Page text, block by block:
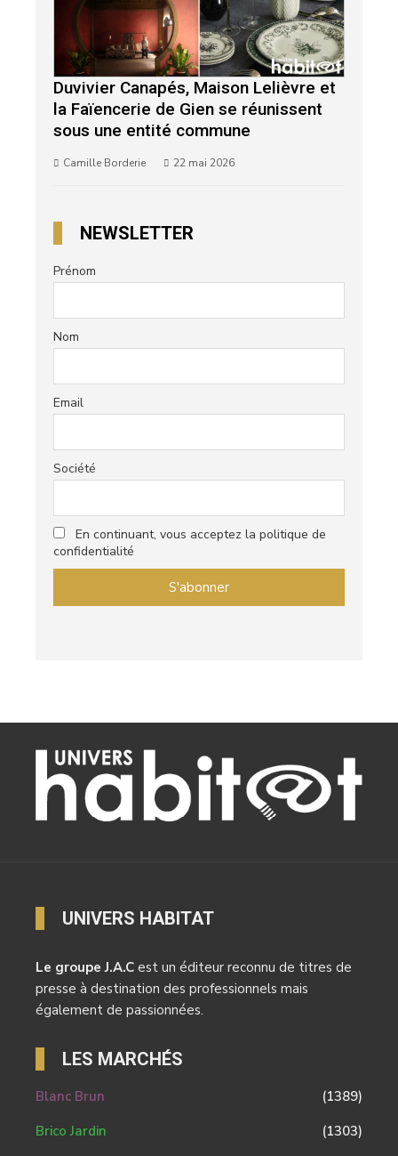
Duvivier Canapés, Maison Lelièvre et
la Faïencerie de Gien se réunissent
sous une entité commune
Camille Borderie 22 mai 2026
NEWSLETTER
Prénom
Nom
Email
Société
En continuant, vous acceptez la politique de
confidentialité
UNIVERS HABITAT
Le groupe J.A.C est un éditeur reconnu de titres de
presse à destination des professionnels mais
également de passionnées.
LES MARCHÉS
Blanc Brun
(1389)
Brico Jardin
(1303)